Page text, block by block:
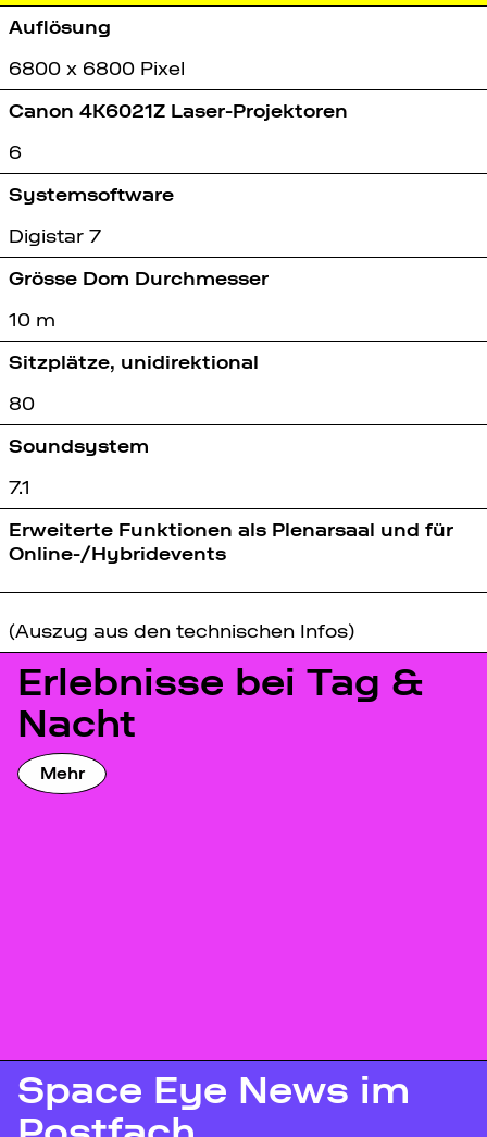
Auflösung
6800 x 6800 Pixel
Canon 4K6021Z Laser-Projektoren
6
Systemsoftware
Digistar 7
Grösse Dom Durchmesser
10 m
Sitzplätze, unidirektional
80
Soundsystem
7.1
Erweiterte Funktionen als Plenarsaal und für
Online-/Hybridevents
(Auszug aus den technischen Infos)
Erlebnisse bei Tag &
Nacht
Mehr
Space Eye News im